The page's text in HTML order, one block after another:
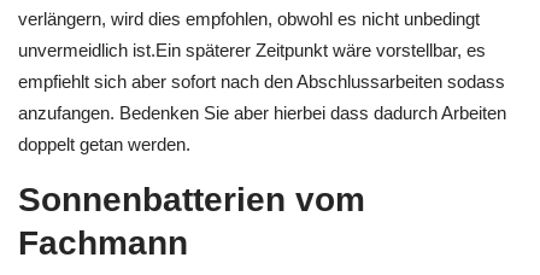
Powerwall als auch Solar-Technik, Wärmepumpen ebenso wie
erneuerbaren Energien. Um die Widerstandsfähigkeit zu
verlängern, wird dies empfohlen, obwohl es nicht unbedingt
unvermeidlich ist.Ein späterer Zeitpunkt wäre vorstellbar, es
empfiehlt sich aber sofort nach den Abschlussarbeiten sodass
doppelt getan werden.
Sonnenbatterien vom